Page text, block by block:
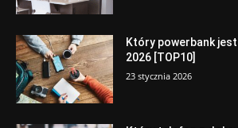
Który powerbank
2026 [TOP10]
23 stycznia 2026